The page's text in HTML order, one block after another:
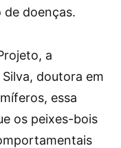
de doenças.
a
doutora em
essa
os peixes-bois